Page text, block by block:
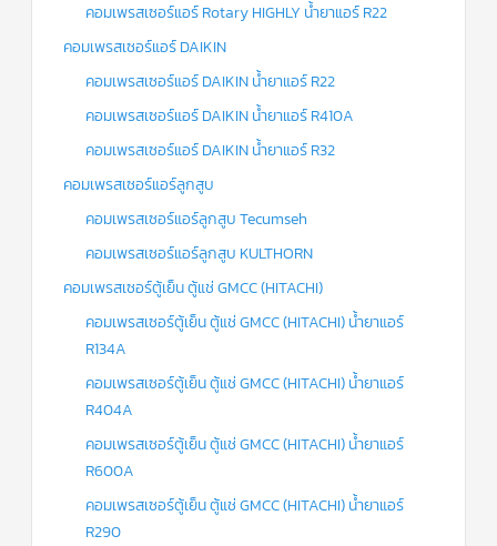
คอมเพรสเซอร์แอร์ Rotary HIGHLY น้ำยาแอร์ R22
คอมเพรสเซอร์แอร์ DAIKIN
คอมเพรสเซอร์แอร์ DAIKIN น้ำยาแอร์ R22
คอมเพรสเซอร์แอร์ DAIKIN น้ำยาแอร์ R410A
คอมเพรสเซอร์แอร์ DAIKIN น้ำยาแอร์ R32
คอมเพรสเซอร์แอร์ลูกสูบ
คอมเพรสเซอร์แอร์ลูกสูบ Tecumseh
คอมเพรสเซอร์แอร์ลูกสูบ KULTHORN
คอมเพรสเซอร์ตู้เย็น ตู้แช่ GMCC (HITACHI)
คอมเพรสเซอร์ตู้เย็น ตู้แช่ GMCC (HITACHI) น้ำยาแอร์
R134A
คอมเพรสเซอร์ตู้เย็น ตู้แช่ GMCC (HITACHI) น้ำยาแอร์
R404A
คอมเพรสเซอร์ตู้เย็น ตู้แช่ GMCC (HITACHI) น้ำยาแอร์
R600A
คอมเพรสเซอร์ตู้เย็น ตู้แช่ GMCC (HITACHI) น้ำยาแอร์
R290